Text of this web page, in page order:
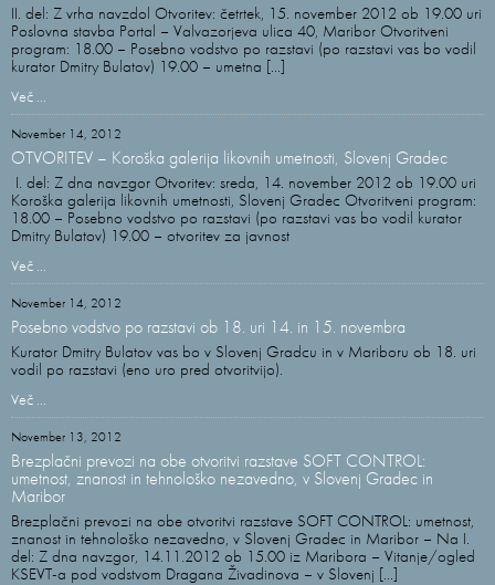
II. del: Z vrha navzdol Otvoritev: četrtek, 15. november 2012 ob 19.00 uri
Poslovna stavba Portal – Valvazorjeva ulica 40, Maribor Otvoritveni
program: 18.00 – Posebno vodstvo po razstavi (po razstavi vas bo vodil
kurator Dmitry Bulatov) 19.00 – umetna [...]
Več ...
November 14, 2012
OTVORITEV – Koroška galerija likovnih umetnosti, Slovenj Gradec
I. del: Z dna navzgor Otvoritev: sreda, 14. november 2012 ob 19.00 uri
Koroška galerija likovnih umetnosti, Slovenj Gradec Otvoritveni program:
18.00 – Posebno vodstvo po razstavi (po razstavi vas bo vodil kurator
Dmitry Bulatov) 19.00 – otvoritev za javnost
Več ...
November 14, 2012
Posebno vodstvo po razstavi ob 18. uri 14. in 15. novembra
Kurator Dmitry Bulatov vas bo v Slovenj Gradcu in v Mariboru ob 18. uri
vodil po razstavi (eno uro pred otvoritvijo).
Več ...
November 13, 2012
Brezplačni prevozi na obe otvoritvi razstave SOFT CONTROL:
umetnost, znanost in tehnološko nezavedno, v Slovenj Gradec in
Maribor
Brezplačni prevozi na obe otvoritvi razstave SOFT CONTROL: umetnost,
znanost in tehnološko nezavedno, v Slovenj Gradec in Maribor – Na I.
del: Z dna navzgor, 14.11.2012 ob 15.00 iz Maribora – Vitanje/ogled
KSEVT-a pod vodstvom Dragana Živadinova – v Slovenj [...]